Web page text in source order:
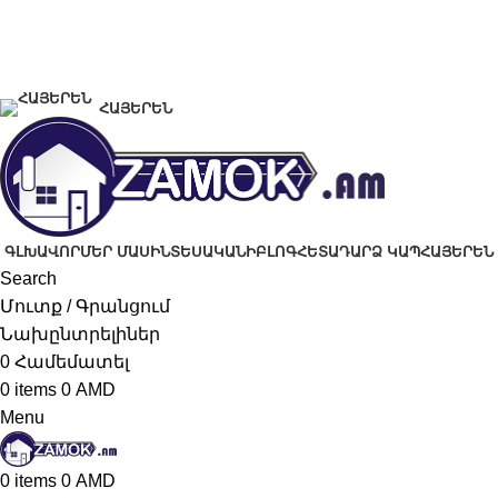
ՀԱՅԵՐԵՆ
ԳԼԽԱՎՈՐՄԵՐ ՄԱՍԻՆՏԵՍԱԿԱՆԻԲԼՈԳՀԵՏԱԴԱՐՁ ԿԱՊՀԱՅԵՐԵՆ
Search
Մուտք / Գրանցում
Նախընտրելիներ
0 Համեմատել
0 items 0 AMD
Menu
0 items 0 AMD